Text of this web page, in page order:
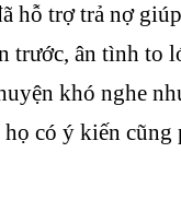
hỗ trợ trả nợ
trước, ân tình to
khó nghe
có ý kiến cũng